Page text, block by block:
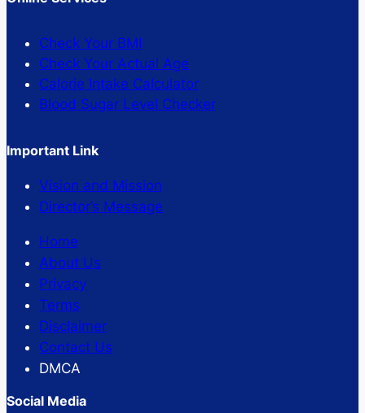
Check Your BMI
Check Your Actual Age
Calorie Intake Calculator
Blood Sugar Level Checker
Important Link
Vision and Mission
Director’s Message
Home
About Us
Privacy
Terms
Disclaimer
Contact Us
DMCA
Social Media